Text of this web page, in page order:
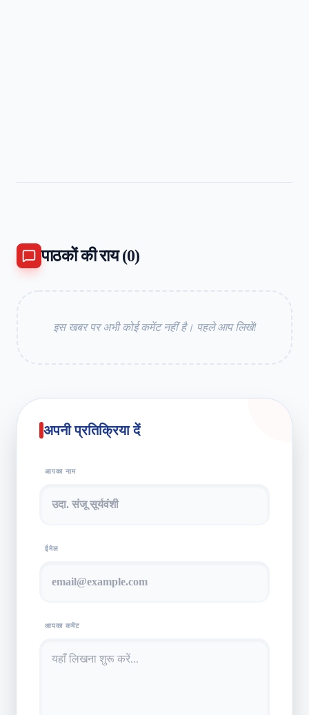
पाठकों की राय (0)
इस खबर पर अभी कोई कमेंट नहीं है। पहले आप लिखें!
अपनी प्रतिक्रिया दें
आपका नाम
ईमेल
आपका कमेंट